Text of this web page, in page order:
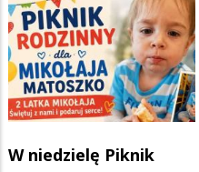
W niedzielę Piknik